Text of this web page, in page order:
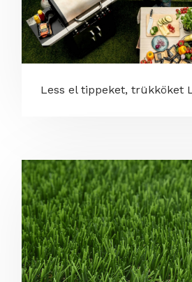
Less el tippeket, trükköket